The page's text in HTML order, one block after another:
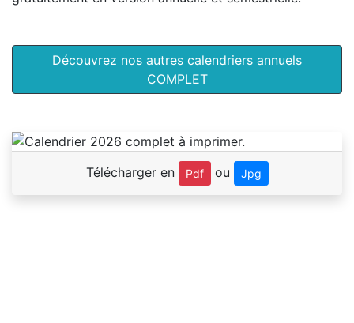
Découvrez nos autres calendriers annuels
COMPLET
Télécharger en Pdf ou Jpg